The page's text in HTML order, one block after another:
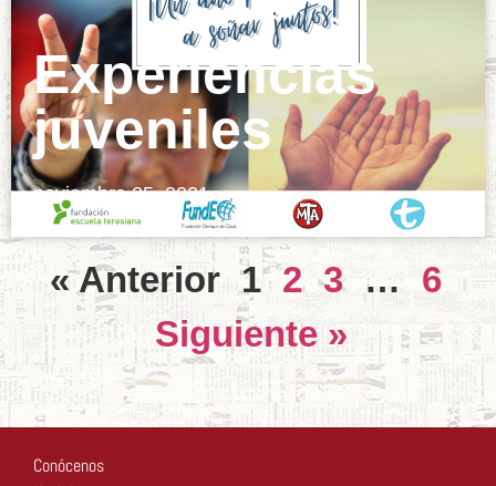
Experiencias
juveniles
noviembre 25, 2021
« Anterior 1 2 3 …
6
Siguiente »
Conócenos